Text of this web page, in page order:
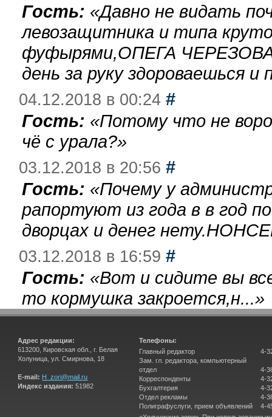
Гость: «Давно не видать
левозащитника и типа
фуфырями,ОПЕГА
день за руку здороваешься
04.12.2018 в 00:24 #
Гость: «Потому что не
чё с урала?»
03.12.2018 в 20:56 #
Гость: «Почему у
рапортуют из года в в год
дворцах и денег
03.12.2018 в 16:59 #
Гость: «Вот и сидите вы
то кормушка закроется,н...»
Адрес редакции:
613200, Кировская обл., г. Белая
Холуница, ул. Смирнова, 18
E-mail: H_zori@mail.ru
Индекс издания: 51982
Телефоны:
Главный редактор
Зам. гл. редактора, компьютерный
отдел
Корреспонденты
Бухгалтерия
Отдел рекламы
Полиграфуслуги, прием объявлений
4-
4-
4-
4-
4-
4-